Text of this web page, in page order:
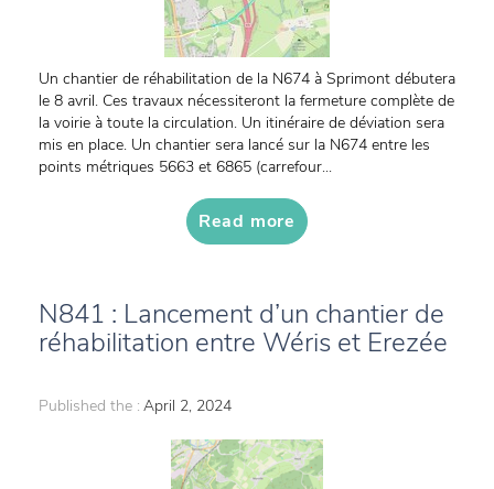
Un chantier de réhabilitation de la N674 à Sprimont débutera
le 8 avril. Ces travaux nécessiteront la fermeture complète de
la voirie à toute la circulation. Un itinéraire de déviation sera
mis en place. Un chantier sera lancé sur la N674 entre les
points métriques 5663 et 6865 (carrefour...
Read more
N841 : Lancement d’un chantier de
réhabilitation entre Wéris et Erezée
Published the : April 2, 2024